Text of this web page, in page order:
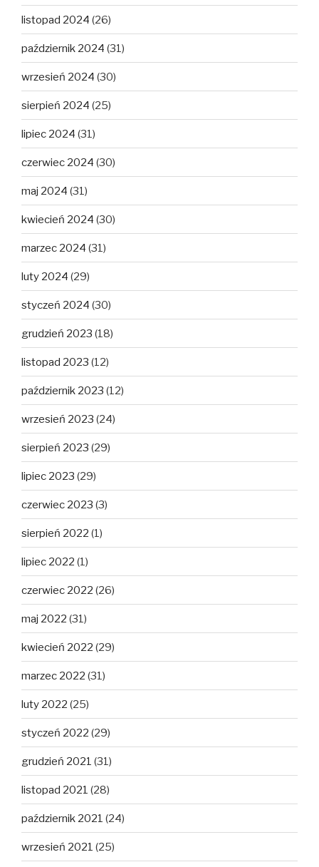
listopad 2024 (26)
październik 2024 (31)
wrzesień 2024 (30)
sierpień 2024 (25)
lipiec 2024 (31)
czerwiec 2024 (30)
maj 2024 (31)
kwiecień 2024 (30)
marzec 2024 (31)
luty 2024 (29)
styczeń 2024 (30)
grudzień 2023 (18)
listopad 2023 (12)
październik 2023 (12)
wrzesień 2023 (24)
sierpień 2023 (29)
lipiec 2023 (29)
czerwiec 2023 (3)
sierpień 2022 (1)
lipiec 2022 (1)
czerwiec 2022 (26)
maj 2022 (31)
kwiecień 2022 (29)
marzec 2022 (31)
luty 2022 (25)
styczeń 2022 (29)
grudzień 2021 (31)
listopad 2021 (28)
październik 2021 (24)
wrzesień 2021 (25)